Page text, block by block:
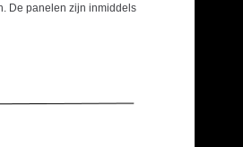
De panelen zijn inmiddels